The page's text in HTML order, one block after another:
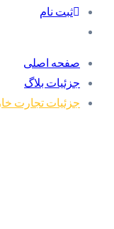
ثبت نام
صفحه اصلی
جزئیات بلاگ
جزئیات تجارت